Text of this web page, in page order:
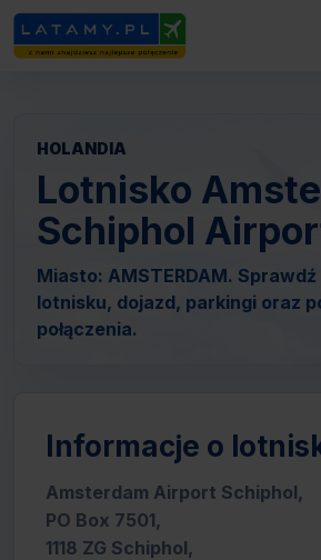
HOLANDIA
Lotnisko
Schiphol
Miasto: AMSTERDAM.
lotnisku, dojazd, parkingi oraz
połączenia.
Informacje o
Amsterdam Airport Schiphol,
PO Box 7501,
1118 ZG Schiphol,